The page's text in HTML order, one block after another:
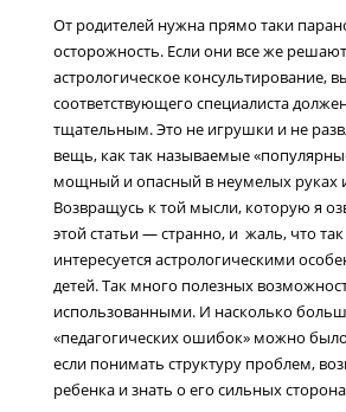
От родителей нужна прямо таки
осторожность. Если они все же
астрологическое консультирование,
соответствующего специалиста
тщательным. Это не игрушки и не
вещь, как так называемые
мощный и опасный в неумелых руках
Возвращусь к той мысли, которую я
этой статьи — странно, и жаль, что
интересуется астрологическими
детей. Так много полезных
использованными. И насколько
«педагогических ошибок» можно
если понимать структуру проблем,
ребенка и знать о его сильных